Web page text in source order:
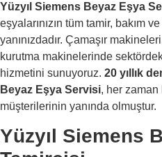
Yüzyıl Siemens Beyaz Eşya
eşyalarınızın tüm tamir, bakım
yanınızdadır. Çamaşır
kurutma makinelerinde
hizmetini sunuyoruz. 20 yıllık
Beyaz Eşya Servisi, her
müşterilerinin yanında olmuştur.
Yüzyıl Siemens